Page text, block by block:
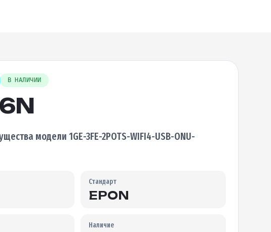
В НАЛИЧИИ
модели 1GE-3FE-2POTS-WIFI4-USB-ONU-
Стандарт
EPON
Наличие